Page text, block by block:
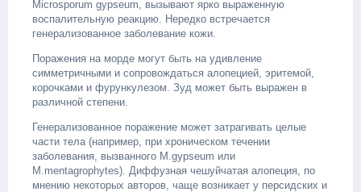
Microsporum gypseum, вызывают ярко выраженную
воспалительную реакцию. Нередко встречается
генерализованное заболевание кожи.
Поражения на морде могут быть на удивление
симметричными и сопровождаться алопецией, эритемой,
корочками и фурункулезом. Зуд может быть выражен в
различной степени.
Генерализованное поражение может затрагивать целые
части тела (например, при хроническом течении
заболевания, вызванного M.gypseum или
М.mentagrophytes). Диффузная чешуйчатая алопеция, по
мнению некоторых авторов, чаще возникает у персидских и